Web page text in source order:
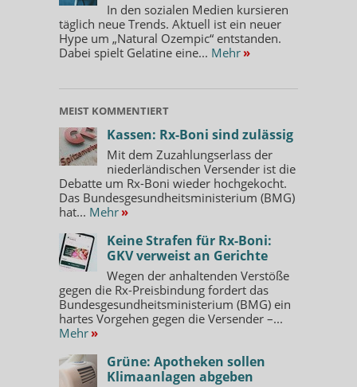
In den sozialen Medien kursieren
täglich neue Trends. Aktuell ist ein neuer
Hype um „Natural Ozempic“ entstanden.
Dabei spielt Gelatine eine... Mehr »
MEIST KOMMENTIERT
Kassen: Rx-Boni sind zulässig
Mit dem Zuzahlungserlass der
niederländischen Versender ist die
Debatte um Rx-Boni wieder hochgekocht.
Das Bundesgesundheitsministerium (BMG)
hat... Mehr »
Keine Strafen für Rx-Boni:
GKV verweist an Gerichte
Wegen der anhaltenden Verstöße
gegen die Rx-Preisbindung fordert das
Bundesgesundheitsministerium (BMG) ein
hartes Vorgehen gegen die Versender –...
Mehr »
Grüne: Apotheken sollen
Klimaanlagen abgeben